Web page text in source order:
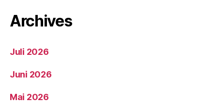
Archives
Juli 2026
Juni 2026
Mai 2026